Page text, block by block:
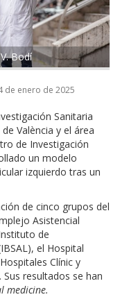
Bodí
de enero de 2025
Sanitaria
València y el área
de Investigación
un modelo
izquierdo tras un
de cinco grupos del
Asistencial
de
el Hospital
Clínic y
Sus resultados se han
medicine.